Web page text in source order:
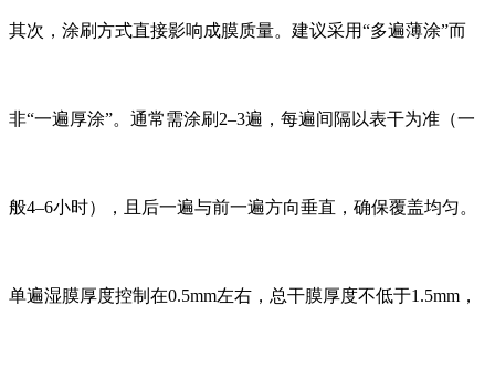
其次，涂刷方式直接影响成膜质量。建议采用“多遍薄涂”而
非“一遍厚涂”。通常需涂刷2–3遍，每遍间隔以表干为准（一
般4–6小时），且后一遍与前一遍方向垂直，确保覆盖均匀。
单遍湿膜厚度控制在0.5mm左右，总干膜厚度不低于1.5mm，